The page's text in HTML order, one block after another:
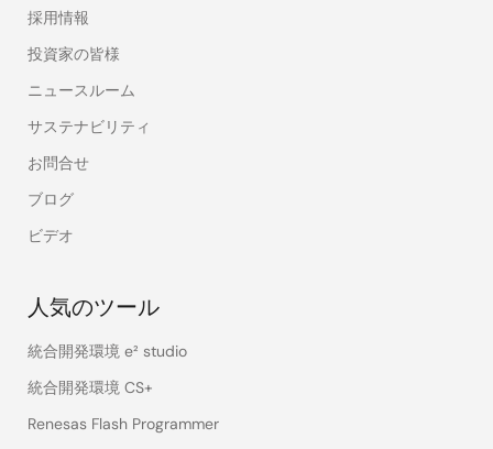
採用情報
投資家の皆様
ニュースルーム
サステナビリティ
お問合せ
ブログ
ビデオ
人気のツール
統合開発環境 e² studio
統合開発環境 CS+
Renesas Flash Programmer